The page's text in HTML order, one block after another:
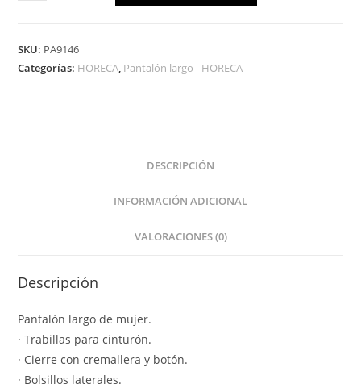
SKU: PA9146
Categorías: HORECA, Pantalón largo - HORECA
DESCRIPCIÓN
INFORMACIÓN ADICIONAL
VALORACIONES (0)
Descripción
Pantalón largo de mujer.
· Trabillas para cinturón.
· Cierre con cremallera y botón.
· Bolsillos laterales.